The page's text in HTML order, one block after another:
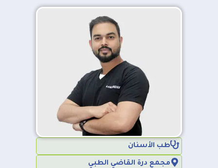
طب الأسنان
مجمع درة القاضي الطبي